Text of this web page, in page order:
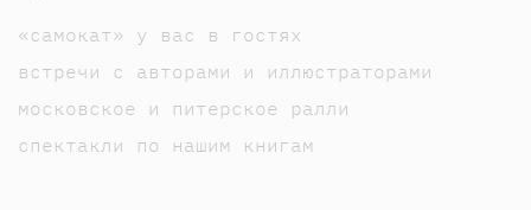
«самокат» у вас в гостях
встречи с авторами и иллюстраторами
московское и питерское ралли
спектакли по нашим книгам